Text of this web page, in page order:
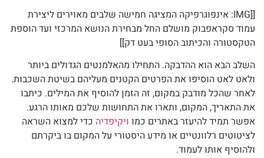
[[IMG: אינפוגרפיקה המציגה חמישה שלבים מאוירים ליצירת
עמוד סקראפבוק מושלם החל מבחירת הנושא המרכזי ועד הוספת
הטקסטורה והכיתוב הסופי בעט דק]]
השלב הבא הוא ההדבקה. התחילו מהאלמנטים הגדולים ביותר
ולאט לאט הוסיפו את הפרטים הקטנים מעליהם בשיטת השכבות.
לאחר שהכל מודבק במקום, זה הזמן להוסיף את המילים. כיתבו
את התאריך, המקום, ותארו את התחושות שלכם מאותו הרגע.
אפשר תמיד להיעזר באתרים כמו ויקיפדיה כדי למצוא השראה
לציטוטים רלוונטיים או מידע היסטורי על המקום בו ביקרתם
ולהוסיף אותו לעמוד.